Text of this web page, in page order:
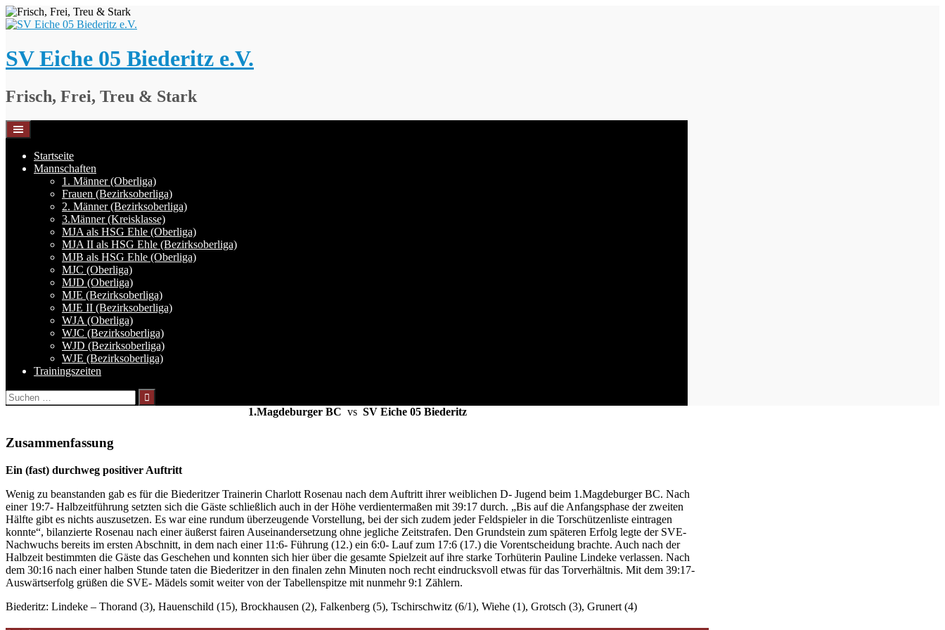
Springe
zum
SV Eiche 05 Biederitz e.V.
Frisch, Frei, Treu & Stark
Startseite
Mannschaften
1. Männer (Oberliga)
Frauen (Bezirksoberliga)
2. Männer (Bezirksoberliga)
3.Männer (Kreisklasse)
MJA als HSG Ehle (Oberliga)
MJA II als HSG Ehle (Bezirksoberliga)
MJB als HSG Ehle (Oberliga)
MJC (Oberliga)
MJD (Oberliga)
MJE (Bezirksoberliga)
MJE II (Bezirksoberliga)
WJA (Oberliga)
WJC (Bezirksoberliga)
WJD (Bezirksoberliga)
WJE (Bezirksoberliga)
Trainingszeiten
Suchen
nach:
1.Magdeburger BC vs SV Eiche 05 Biederitz
Zusammenfassung
Ein (fast) durchweg positiver Auftritt
Wenig zu beanstanden gab es für die Biederitzer Trainerin Charlott Rosenau nach dem Auftritt ihrer weiblichen D- Jugend beim 1.Magdeburger BC. Nach
einer 19:7- Halbzeitführung setzten sich die Gäste schließlich auch in der Höhe verdientermaßen mit 39:17 durch. „Bis auf die Anfangsphase der zweiten
Hälfte gibt es nichts auszusetzen. Es war eine rundum überzeugende Vorstellung, bei der sich zudem jeder Feldspieler in die Torschützenliste eintragen
konnte“, bilanzierte Rosenau nach einer äußerst fairen Auseinandersetzung ohne jegliche Zeitstrafen. Den Grundstein zum späteren Erfolg legte der SVE-
Nachwuchs bereits im ersten Abschnitt, in dem nach einer 11:6- Führung (12.) ein 6:0- Lauf zum 17:6 (17.) die Vorentscheidung brachte. Auch nach der
Halbzeit bestimmten die Gäste das Geschehen und konnten sich hier über die gesamte Spielzeit auf ihre starke Torhüterin Pauline Lindeke verlassen. Nach
dem 30:16 nach einer halben Stunde taten die Biederitzer in den finalen zehn Minuten noch recht eindrucksvoll etwas für das Torverhältnis. Mit dem 39:17-
Auswärtserfolg grüßen die SVE- Mädels somit weiter von der Tabellenspitze mit nunmehr 9:1 Zählern.
Biederitz: Lindeke – Thorand (3), Hauenschild (15), Brockhausen (2), Falkenberg (5), Tschirschwitz (6/1), Wiehe (1), Grotsch (3), Grunert (4)